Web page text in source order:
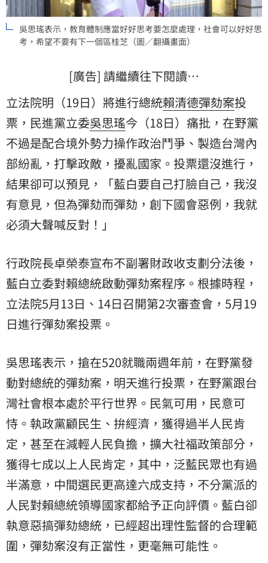
吳思瑤表示，教育體制應當好好思考要怎麼處理，社會可以好好思
考，希望不要有下一個區桂芝（圖／翻攝畫面）
[廣告] 請繼續往下閱讀…
立法院明（19日）將進行總統賴清德彈劾案投
票，民進黨立委吳思瑤今（18日）痛批，在野黨
不過是配合境外勢力操作政治鬥爭、製造台灣內
部紛亂，打擊政敵，擾亂國家。投票還沒進行，
結果卻可以預見，「藍白要自己打臉自己，我沒
有意見，但為彈劾而彈劾，創下國會惡例，我就
必須大聲喊反對！」
行政院長卓榮泰宣布不副署財政收支劃分法後，
藍白立委對賴總統啟動彈劾案程序。根據時程，
立法院5月13日、14日召開第2次審查會，5月19
日進行彈劾案投票。
吳思瑤表示，搶在520就職兩週年前，在野黨發
動對總統的彈劾案，明天進行投票，在野黨跟台
灣社會根本處於平行世界。民氣可用，民意可
恃。執政黨顧民生、拚經濟，獲得過半人民肯
定，甚至在減輕人民負擔，擴大社福政策部分，
獲得七成以上人民肯定，其中，泛藍民眾也有過
半滿意，中間選民更高達六成支持，不分黨派的
人民對賴總統領導國家都給予正向評價。藍白卻
執意惡搞彈劾總統，已經超出理性監督的合理範
圍，彈劾案沒有正當性，更毫無可能性。